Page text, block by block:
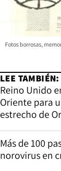
Fotos borrosas,
LEE TAMBIÉN:
Reino Unido
Oriente para
estrecho de
Más de 100
norovirus en